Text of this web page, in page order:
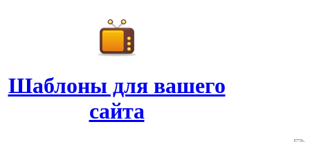
Шаблоны для вашего
сайта